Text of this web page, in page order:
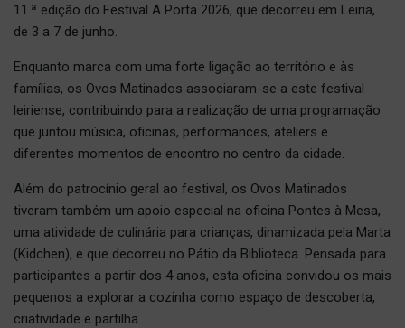
11.ª edição do Festival A Porta 2026, que decorreu em Leiria,
de 3 a 7 de junho.
Enquanto marca com uma forte ligação ao território e às
famílias, os Ovos Matinados associaram-se a este festival
leiriense, contribuindo para a realização de uma programação
que juntou música, oficinas, performances, ateliers e
diferentes momentos de encontro no centro da cidade.
Além do patrocínio geral ao festival, os Ovos Matinados
tiveram também um apoio especial na oficina Pontes à Mesa,
uma atividade de culinária para crianças, dinamizada pela Marta
(Kidchen), e que decorreu no Pátio da Biblioteca. Pensada para
participantes a partir dos 4 anos, esta oficina convidou os mais
pequenos a explorar a cozinha como espaço de descoberta,
criatividade e partilha.